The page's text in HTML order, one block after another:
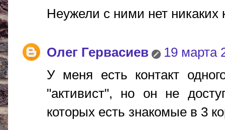
Неужели с ними нет никаких
Олег Гервасиев
19 марта
У меня есть контакт
"активист", но он не
которых есть знакомые в 3